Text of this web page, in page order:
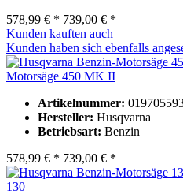
578,99 € * 739,00 € *
Kunden kauften auch
Kunden haben sich ebenfalls
Motorsäge 450 MK II
Artikelnummer:
Hersteller: Husqvarna
Betriebsart: Benzin
578,99 € * 739,00 € *
130